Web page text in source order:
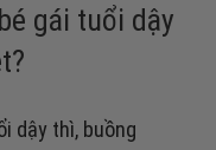
gái tuổi dậy
dậy thì, buồng